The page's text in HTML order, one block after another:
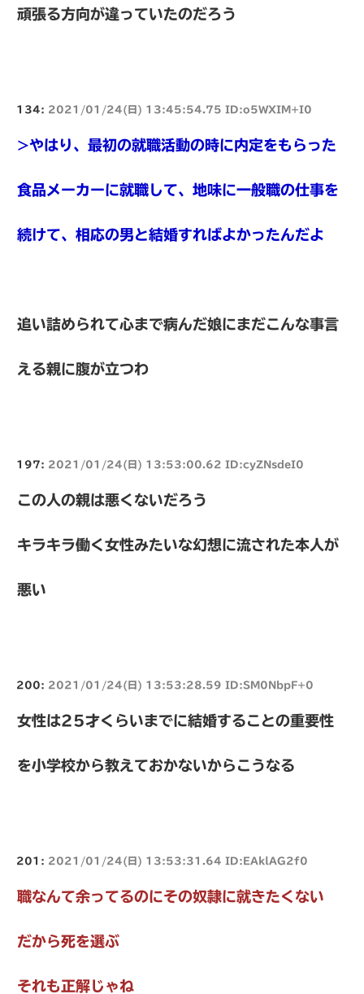
頑張る方向が違っていたのだろう
134: 2021/01/24(日) 13:45:54.75 ID:o5WXIM+I0
>やはり、最初の就職活動の時に内定をもらった
食品メーカーに就職して、地味に一般職の仕事を
続けて、相応の男と結婚すればよかったんだよ
追い詰められて心まで病んだ娘にまだこんな事言
える親に腹が立つわ
197: 2021/01/24(日) 13:53:00.62 ID:cyZNsdeI0
この人の親は悪くないだろう
キラキラ働く女性みたいな幻想に流された本人が
悪い
200: 2021/01/24(日) 13:53:28.59 ID:SM0NbpF+0
女性は25才くらいまでに結婚することの重要性
を小学校から教えておかないからこうなる
201: 2021/01/24(日) 13:53:31.64 ID:EAklAG2f0
職なんて余ってるのにその奴隷に就きたくない
だから死を選ぶ
それも正解じゃね